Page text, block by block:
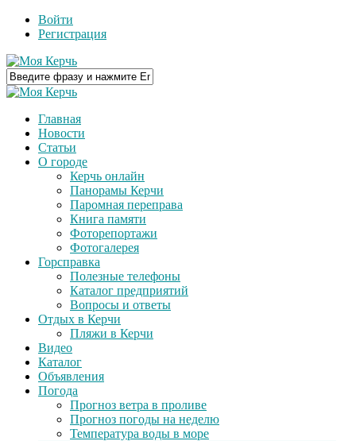
Войти
Регистрация
Главная
Новости
Статьи
О городе
Керчь онлайн
Панорамы Керчи
Паромная переправа
Книга памяти
Фоторепортажи
Фотогалерея
Горсправка
Полезные телефоны
Каталог предприятий
Вопросы и ответы
Отдых в Керчи
Пляжи в Керчи
Видео
Каталог
Объявления
Погода
Прогноз ветра в проливе
Прогноз погоды на неделю
Температура воды в море